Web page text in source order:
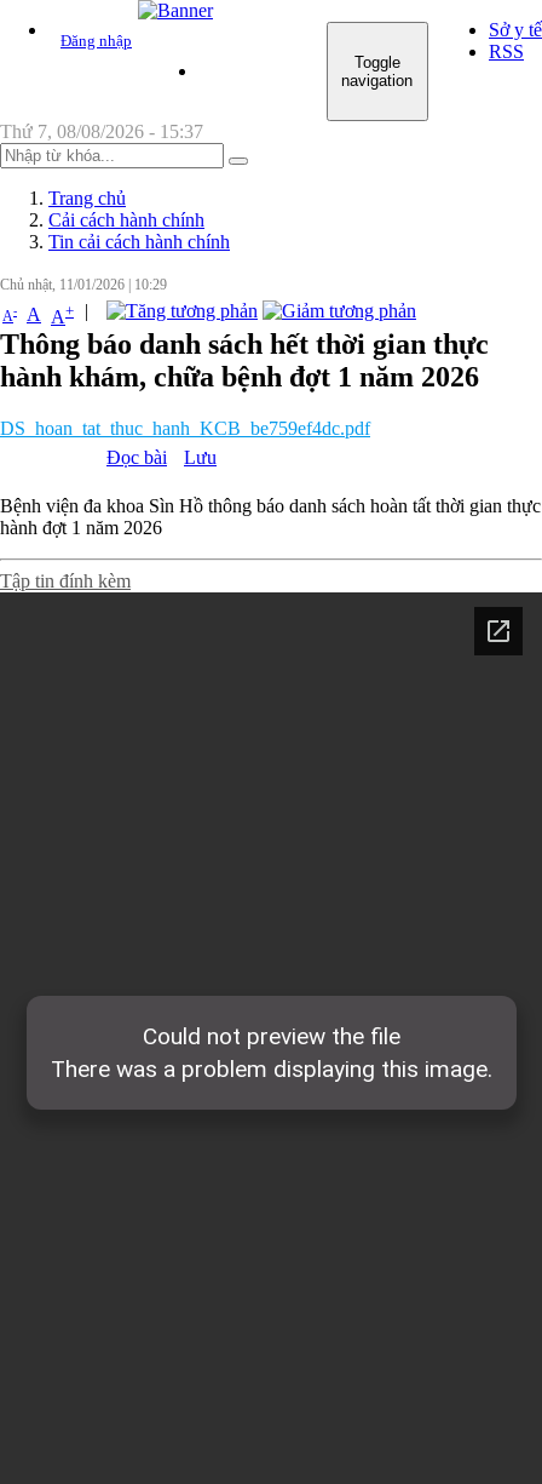
Đăng nhập
Sở y tế
RSS
GIỚI THIỆU CHUNG
Toggle
navigation
Thứ 7, 08/08/2026 - 15:37
Trang chủ
Cải cách hành chính
Tin cải cách hành chính
Chủ nhật, 11/01/2026
10:29
A- A A+ |
Thông báo danh sách hết thời gian thực
hành khám, chữa bệnh đợt 1 năm 2026
DS_hoan_tat_thuc_hanh_KCB_be759ef4dc.pdf
Đọc bài
Lưu
Bệnh viện đa khoa Sìn Hồ thông báo danh sách hoàn tất thời gian thực
hành đợt 1 năm 2026
Tập tin đính kèm